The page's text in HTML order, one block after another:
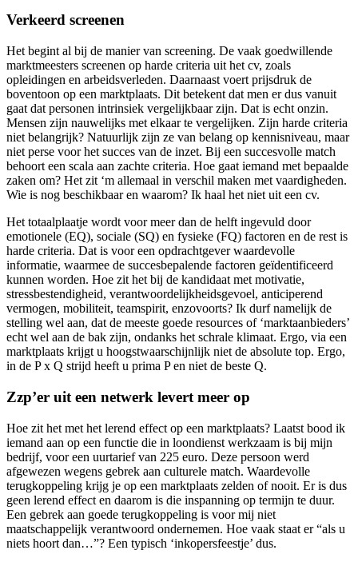
Verkeerd screenen
Het begint al bij de manier van screening. De vaak goedwillende
marktmeesters screenen op harde criteria uit het cv, zoals
opleidingen en arbeidsverleden. Daarnaast voert prijsdruk de
boventoon op een marktplaats. Dit betekent dat men er dus vanuit
gaat dat personen intrinsiek vergelijkbaar zijn. Dat is echt onzin.
Mensen zijn nauwelijks met elkaar te vergelijken. Zijn harde criteria
niet belangrijk? Natuurlijk zijn ze van belang op kennisniveau, maar
niet perse voor het succes van de inzet. Bij een succesvolle match
behoort een scala aan zachte criteria. Hoe gaat iemand met bepaalde
zaken om? Het zit ‘m allemaal in verschil maken met vaardigheden.
Wie is nog beschikbaar en waarom? Ik haal het niet uit een cv.
Het totaalplaatje wordt voor meer dan de helft ingevuld door
emotionele (EQ), sociale (SQ) en fysieke (FQ) factoren en de rest is
harde criteria. Dat is voor een opdrachtgever waardevolle
informatie, waarmee de succesbepalende factoren geïdentificeerd
kunnen worden. Hoe zit het bij de kandidaat met motivatie,
stressbestendigheid, verantwoordelijkheidsgevoel, anticiperend
vermogen, mobiliteit, teamspirit, enzovoorts? Ik durf namelijk de
stelling wel aan, dat de meeste goede resources of ‘marktaanbieders’
echt wel aan de bak zijn, ondanks het schrale klimaat. Ergo, via een
marktplaats krijgt u hoogstwaarschijnlijk niet de absolute top. Ergo,
in de P x Q strijd heeft u prima P en niet de beste Q.
Zzp’er uit een netwerk levert meer op
Hoe zit het met het lerend effect op een marktplaats? Laatst bood ik
iemand aan op een functie die in loondienst werkzaam is bij mijn
bedrijf, voor een uurtarief van 225 euro. Deze persoon werd
afgewezen wegens gebrek aan culturele match. Waardevolle
terugkoppeling krijg je op een marktplaats zelden of nooit. Er is dus
geen lerend effect en daarom is die inspanning op termijn te duur.
Een gebrek aan goede terugkoppeling is voor mij niet
maatschappelijk verantwoord ondernemen. Hoe vaak staat er “als u
niets hoort dan…”? Een typisch ‘inkopersfeestje’ dus.